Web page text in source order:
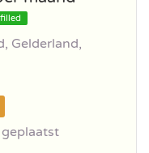
filled
Gelderland,